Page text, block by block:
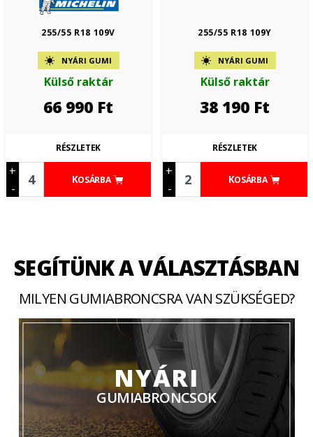
255/55 R18 109V
NYÁRI GUMI
Külső raktár
66 990 Ft
+
-
KOSÁRBA
RÉSZLETEK
255/55 R18 109Y
NYÁRI GUMI
Külső raktár
38 190 Ft
+
-
KOSÁRBA
RÉSZLETEK
SEGÍTÜNK A VÁLASZTÁSBAN
MILYEN GUMIABRONCSRA VAN SZÜKSÉGED?
NYÁRI
GUMIABRONCSOK